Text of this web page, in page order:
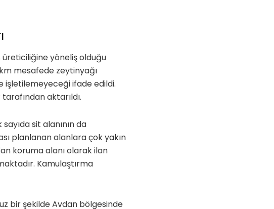
yöneliş olduğu
mesafede zeytinyağı
işletilemeyeceği ifade edildi.
aktarıldı.
sit alanının da
planlanan alanlara çok yakın
koruma alanı olarak ilan
Kamulaştırma
bir şekilde Avdan bölgesinde